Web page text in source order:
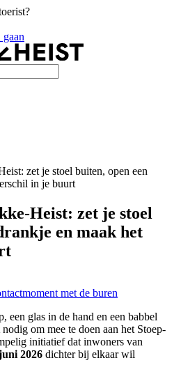
zet je stoel buiten, open een
in je buurt
Heist: zet je stoel
en maak het
een glas in de hand en een babbel
om mee te doen aan het Stoep-
initiatief dat inwoners van
2026 dichter bij elkaar wil